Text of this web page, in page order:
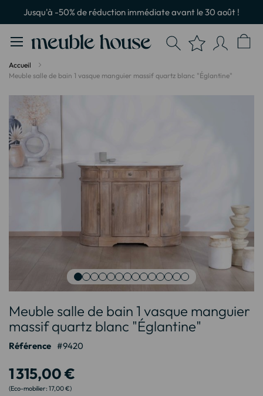
Jusqu'à -50% de réduction immédiate avant le 30 août !
Accueil
Meuble salle de bain 1 vasque manguier massif quartz blanc "Églantine"
à
la
fin
de
la
galerie
au
début
de
la
d’images
Meuble salle de bain 1 vasque manguier
massif quartz blanc "Églantine"
Référence 9420
1 315,00 €
17,00 €
Panneau de gestion des cookies